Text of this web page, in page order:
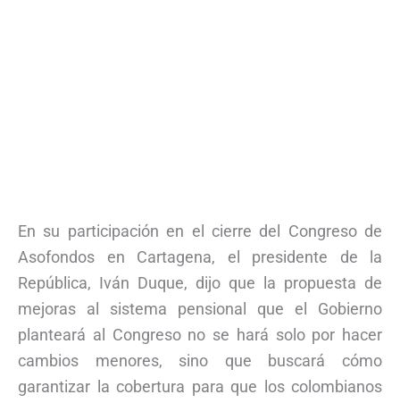
En su participación en el cierre del Congreso de
Asofondos en Cartagena, el presidente de la
República, Iván Duque, dijo que la propuesta de
mejoras al sistema pensional que el Gobierno
planteará al Congreso no se hará solo por hacer
cambios menores, sino que buscará cómo
garantizar la cobertura para que los colombianos